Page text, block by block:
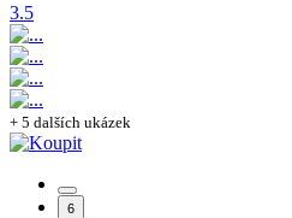
3.5
+ 5 dalších ukázek
6